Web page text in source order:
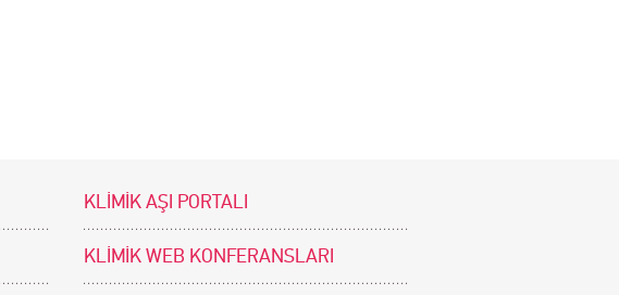
KLİMİK AŞI PORTALI
KLİMİK WEB KONFERANSLARI